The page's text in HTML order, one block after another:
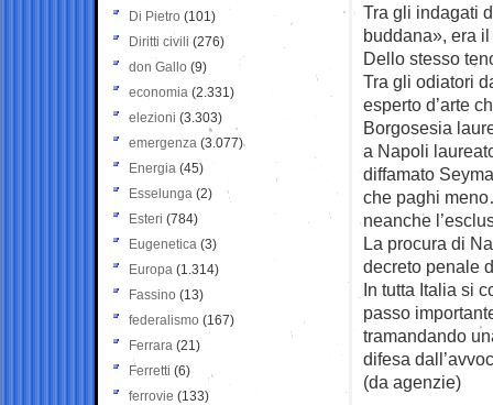
Tra gli indagati
buddana», era
Dello stesso
Tra gli odiatori
esperto d’arte
Borgosesia
a Napoli
diffamato
che paghi
neanche
La procura di
decreto penale
In tutta Italia si
passo
tramandando
difesa
(da agenzie)
Di Pietro (101)
Diritti civili (276)
don Gallo (9)
economia (2.331)
elezioni (3.303)
emergenza (3.077)
Energia (45)
Esselunga (2)
Esteri (784)
Eugenetica (3)
Europa (1.314)
Fassino (13)
federalismo (167)
Ferrara (21)
Ferretti (6)
ferrovie (133)